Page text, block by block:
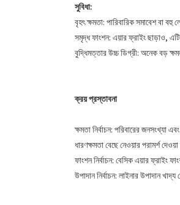
সুবিধা:
বৃহৎ ক্ষমতা: পারিবারিক সমাবেশ বা বহু
সমৃদ্ধ ফাংশন: এয়ার ফ্রাইং ছাড়াও, এটি
বুদ্ধিমত্তার উচ্চ ডিগ্রী: অনেক বড়
ক্রয় প্রস্তাবনা
ক্ষমতা নির্বাচন: পরিবারের জনসংখ্যা
ধারণক্ষমতা বেছে নেওয়ার পরামর্শ
ফাংশন নির্বাচন: বেসিক এয়ার ফ্রাইং
উপাদান নির্বাচন: লাইনার উপাদান